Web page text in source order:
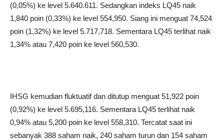
(0,05%) ke level 5.640.611. Sedangkan indeks LQ45 naik
1,840 poin (0,33%) ke level 554,950. Siang ini menguat 74,524
poin (1,32%) ke level 5.717,718. Sementara LQ45 terlihat naik
1,34% atau 7,420 poin ke level 560,530.
IHSG kemudian fluktuatif dan ditutup menguat 51,922 poin
(0,92%) ke level 5.695,116. Sementara LQ45 terlihat naik
0,94% atau 5,200 poin ke level 558,310. Tercatat saat ini
sebanyak 388 saham naik, 240 saham turun dan 154 saham